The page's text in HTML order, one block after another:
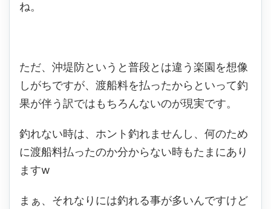
ね。
ただ、沖堤防というと普段とは違う楽園を想像
しがちですが、渡船料を払ったからといって釣
果が伴う訳ではもちろんないのが現実です。
釣れない時は、ホント釣れませんし、何のため
に渡船料払ったのか分からない時もたまにあり
ますw
まぁ、それなりには釣れる事が多いんですけど